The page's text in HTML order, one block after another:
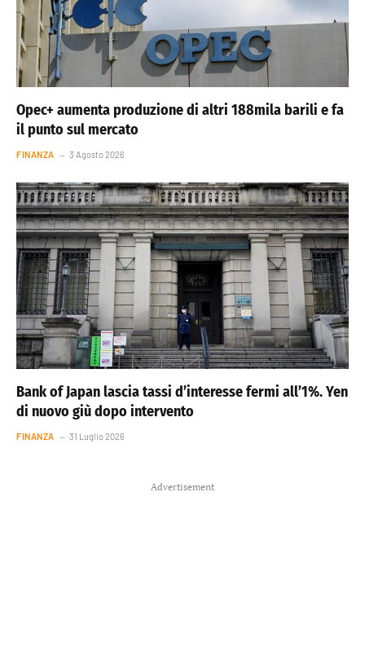
Opec+ aumenta produzione di altri 188mila barili e fa
il punto sul mercato
FINANZA 3 Agosto 2026
Bank of Japan lascia tassi d’interesse fermi all’1%. Yen
di nuovo giù dopo intervento
FINANZA 31 Luglio 2026
Advertisement